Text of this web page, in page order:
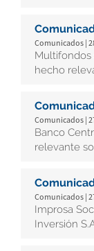
Comunicados |
Multifondos
hecho
Comunicados |
Banco
relevante
Comunicados |
Improsa
Inversión